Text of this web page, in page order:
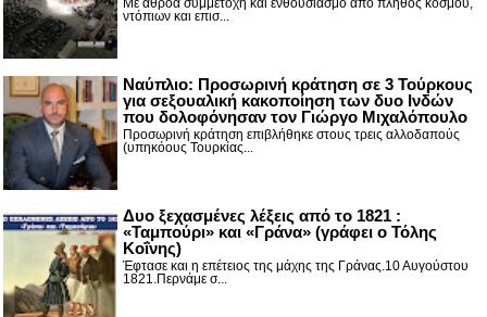
Με αθρόα συμμετοχή και ενθουσιασμό από πλήθος κόσμου,
ντόπιων και επισ...
Ναύπλιο: Προσωρινή κράτηση σε 3 Τούρκους
για σεξουαλική κακοποίηση των δυο Ινδών
που δολοφόνησαν τον Γιώργο Μιχαλόπουλο
Προσωρινή κράτηση επιβλήθηκε στους τρεις αλλοδαπούς
(υπηκόους Τουρκίας...
Δυο ξεχασμένες λέξεις από το 1821 :
«Ταμπούρι» και «Γράνα» (γράφει ο Τόλης
Κοΐνης)
Έφτασε και η επέτειος της μάχης της Γράνας.10 Αυγούστου
1821.Περνάμε σ...